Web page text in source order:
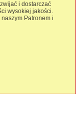
i dostarczać
wysokiej jakości.
Patronem i